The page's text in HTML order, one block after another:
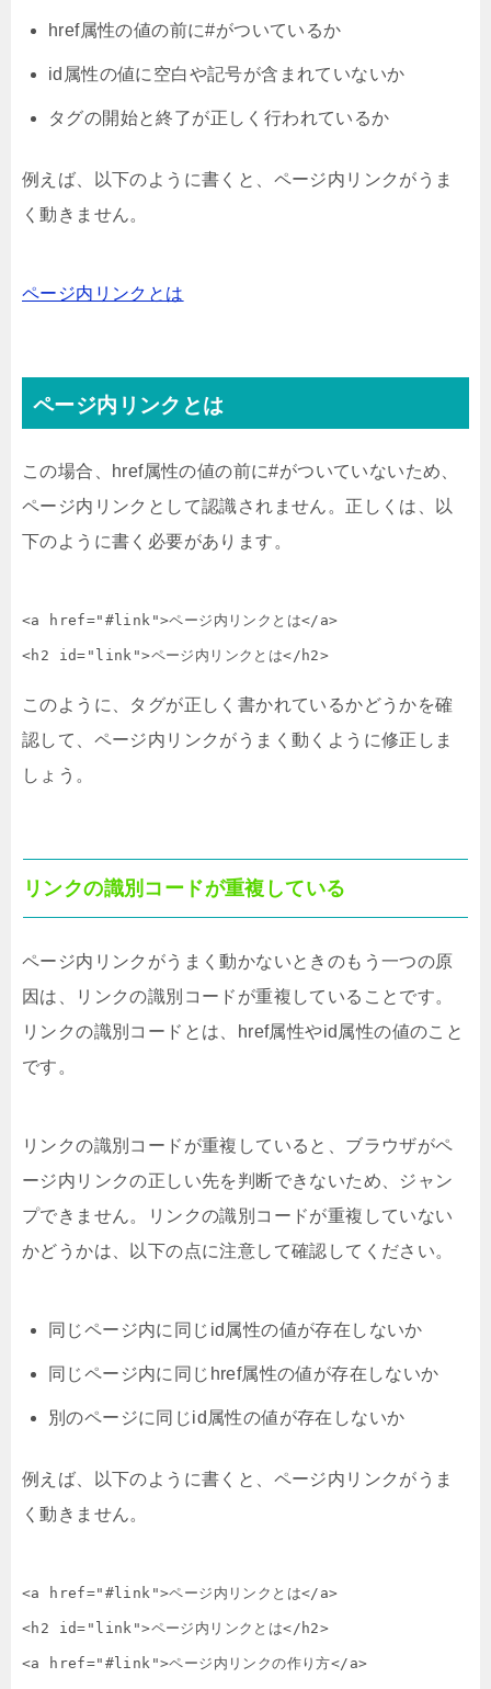
href属性の値の前に#がついているか
id属性の値に空白や記号が含まれていないか
タグの開始と終了が正しく行われているか
例えば、以下のように書くと、ページ内リンクがうま
く動きません。
ページ内リンクとは
ページ内リンクとは
この場合、href属性の値の前に#がついていないため、
ページ内リンクとして認識されません。正しくは、以
下のように書く必要があります。
<a href="#link">ページ内リンクとは</a>
<h2 id="link">ページ内リンクとは</h2>
このように、タグが正しく書かれているかどうかを確
認して、ページ内リンクがうまく動くように修正しま
しょう。
リンクの識別コードが重複している
ページ内リンクがうまく動かないときのもう一つの原
因は、リンクの識別コードが重複していることです。
リンクの識別コードとは、href属性やid属性の値のこと
です。
リンクの識別コードが重複していると、ブラウザがペ
ージ内リンクの正しい先を判断できないため、ジャン
プできません。リンクの識別コードが重複していない
かどうかは、以下の点に注意して確認してください。
同じページ内に同じid属性の値が存在しないか
同じページ内に同じhref属性の値が存在しないか
別のページに同じid属性の値が存在しないか
例えば、以下のように書くと、ページ内リンクがうま
く動きません。
<a href="#link">ページ内リンクとは</a>
<h2 id="link">ページ内リンクとは</h2>
<a href="#link">ページ内リンクの作り方</a>